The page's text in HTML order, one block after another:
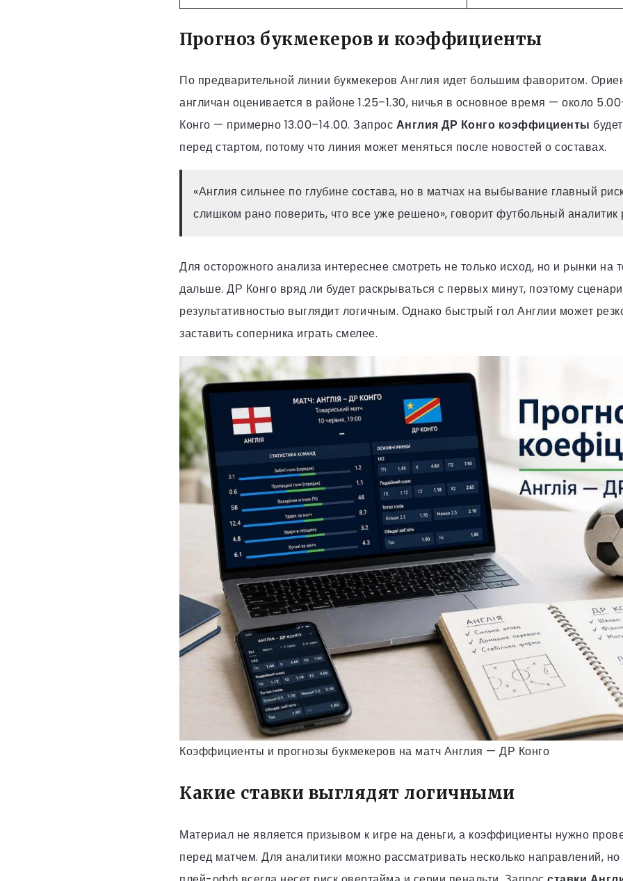
Прогноз букмекеров и коэффициенты
По предварительной линии букмекеров Англия идет большим фаворитом.
англичан оценивается в районе 1.25–1.30, ничья в основное время — около
Конго — примерно 13.00–14.00. Запрос Англия ДР Конго коэффициенты
перед стартом, потому что линия может меняться после новостей о составах.
«Англия сильнее по глубине состава, но в матчах на выбывание главный
слишком рано поверить, что все уже решено», говорит футбольный аналитик
Для осторожного анализа интереснее смотреть не только исход, но и рынки на
дальше. ДР Конго вряд ли будет раскрываться с первых минут, поэтому
результативностью выглядит логичным. Однако быстрый гол Англии может
заставить соперника играть смелее.
Коэффициенты и прогнозы букмекеров на матч Англия — ДР Конго
Какие ставки выглядят логичными
Материал не является призывом к игре на деньги, а коэффициенты нужно
перед матчем. Для аналитики можно рассматривать несколько направлений,